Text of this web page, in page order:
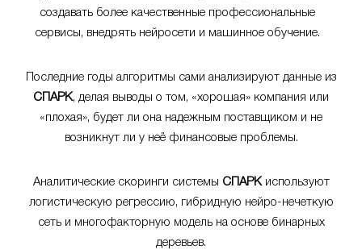
создавать более качественные профессиональные
сервисы, внедрять нейросети и машинное обучение.
Последние годы алгоритмы сами анализируют данные из
СПАРК, делая выводы о том, «хорошая» компания или
«плохая», будет ли она надежным поставщиком и не
возникнут ли у неё финансовые проблемы.
Аналитические скоринги системы СПАРКиспользуют
логистическую регрессию, гибридную нейро-нечеткую
сеть и многофакторную модель на основе бинарных
деревьев.